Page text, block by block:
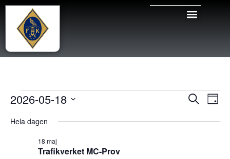
Sök Dag
2026-05-18
datum.
Hela dagen
Trafikverket MC-Prov
18 maj